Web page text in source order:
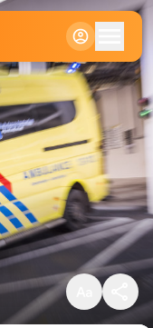
Klein
Standaard
Groot